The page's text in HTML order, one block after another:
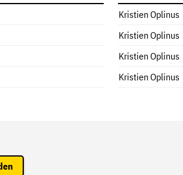
Kristien Oplinus
Kristien Oplinus
Kristien Oplinus
Kristien Oplinus